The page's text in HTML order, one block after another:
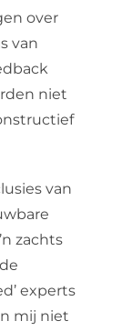
over
van
niet
van
zachts
experts
mij niet